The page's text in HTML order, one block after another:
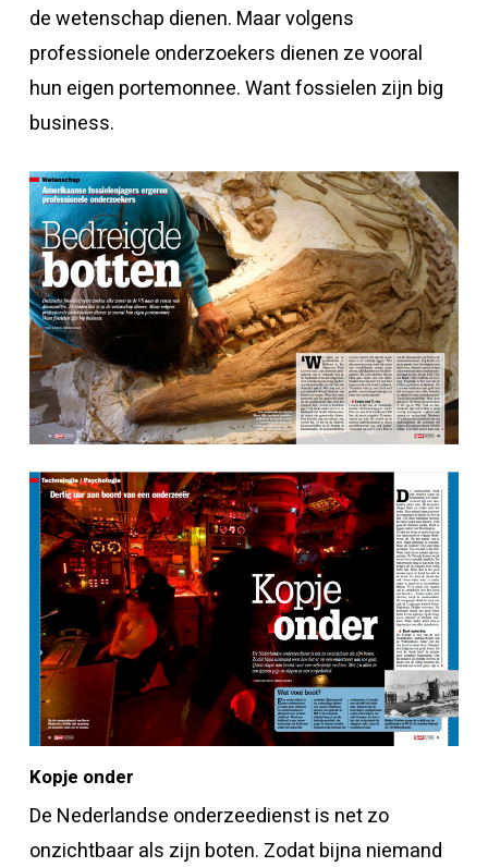
de wetenschap dienen. Maar volgens
professionele onderzoekers dienen ze vooral
hun eigen portemonnee. Want fossielen zijn big
business.
Kopje onder
De Nederlandse onderzeedienst is net zo
onzichtbaar als zijn boten. Zodat bijna niemand